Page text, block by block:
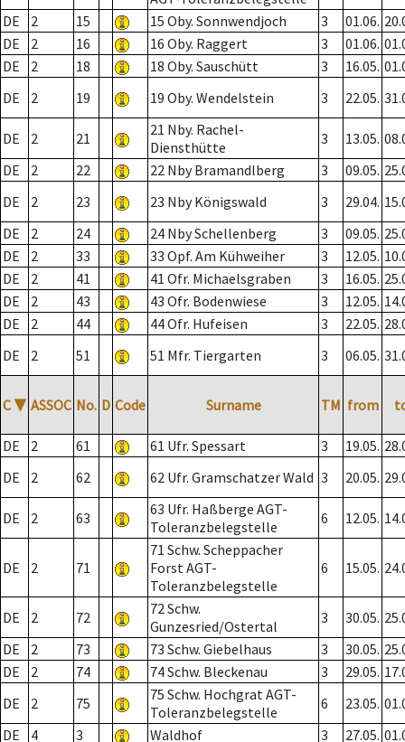
DE
2 15 15 Oby. Sonnwendjoch 3 01.06.
DE
2 16 16 Oby. Raggert 3 01.06.
DE
2 18 18 Oby. Sauschütt 3 16.05.
DE
2 19 19 Oby. Wendelstein 3 22.05.
DE 2 21
21 Nby. Rachel-
Diensthütte
3 13.05.
DE
2 22 22 Nby Bramandlberg 3 09.05.
DE
2 23 23 Nby Königswald 3 29.04.
DE
2 24 24 Nby Schellenberg 3 09.05.
DE
2 33 33 Opf. Am Kühweiher 3 12.05.
DE
2 41 41 Ofr. Michaelsgraben 3 16.05.
DE
2 43 43 Ofr. Bodenwiese 3 12.05.
DE
2 44 44 Ofr. Hufeisen 3 22.05.
DE
2 51 51 Mfr. Tiergarten 3 06.05.
C ▼ ASSOC No. D Code Surname TM from
DE 2 61 61 Ufr. Spessart 3 19.05.
DE
2 62 62 Ufr. Gramschatzer Wald 3 20.05.
DE 2 63
63 Ufr. Haßberge AGT-
Toleranzbelegstelle
6 12.05.
DE 2 71
71 Schw. Scheppacher
Forst AGT-
Toleranzbelegstelle
6 15.05.
DE 2 72
72 Schw.
Gunzesried/Ostertal
3 30.05.
DE
2 73 73 Schw. Giebelhaus 3 30.05.
DE
2 74 74 Schw. Bleckenau 3 29.05.
DE
2 75
75 Schw. Hochgrat AGT-
Toleranzbelegstelle
6 23.05.
DE
4 3 Waldhof 3 27.05.